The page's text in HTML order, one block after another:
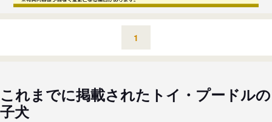
1
これまでに掲載されたトイ・プードルの
子犬